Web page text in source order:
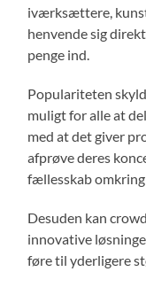
iværksættere,
henvende sig
penge ind.
Populariteten
muligt for alle at
med at det giver
afprøve deres
fællesskab
Desuden kan
innovative
føre til yderligere